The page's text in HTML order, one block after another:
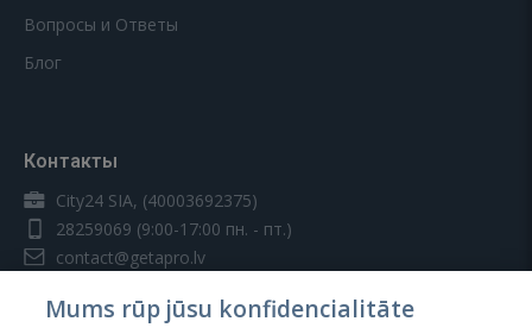
Вопросы и Ответы
Блог
Контакты
City24 SIA, (40003692375)
28259069 (9:00-17:00 пн. - пт.)
contact@getapro.lv
Mums rūp jūsu konfidencialitāte